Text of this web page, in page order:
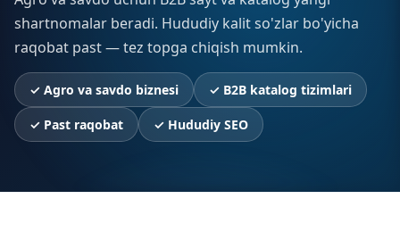
shartnomalar beradi. Hududiy kalit so'zlar bo'yicha
raqobat past — tez topga chiqish mumkin.
✓ Agro va savdo biznesi ✓ B2B katalog tizimlari
✓ Past raqobat ✓ Hududiy SEO